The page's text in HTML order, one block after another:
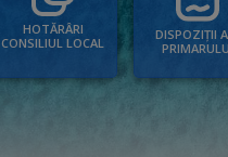
HOTĂRÂRI
CONSILIUL LOCAL
DISPOZIȚII